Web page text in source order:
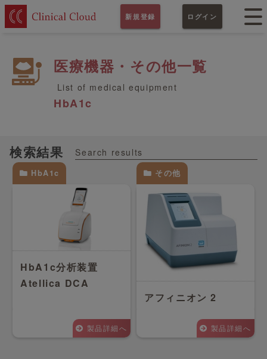
新規登録 ログイン
医療機器・その他一覧
List of medical equipment
HbA1c
検索結果 Search results
HbA1c
HbA1c分析装置
Atellica DCA
製品詳細へ
その他
アフィニオン 2
製品詳細へ